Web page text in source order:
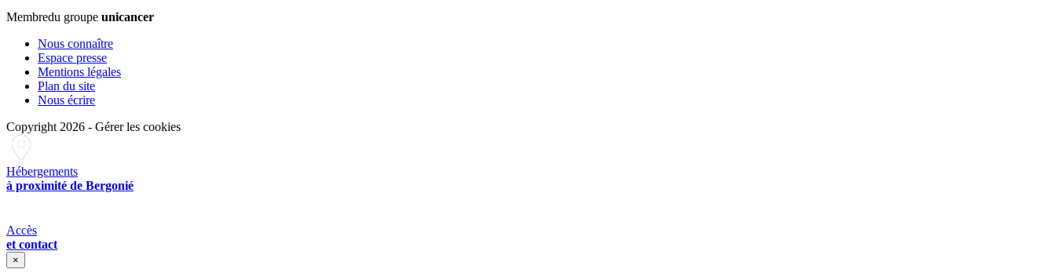
Membredu groupe unicancer
Nous connaître
Espace presse
Mentions légales
Plan du site
Nous écrire
Copyright 2026 - Gérer les cookies
Hébergements
à proximité de Bergonié
Accès
et contact
×